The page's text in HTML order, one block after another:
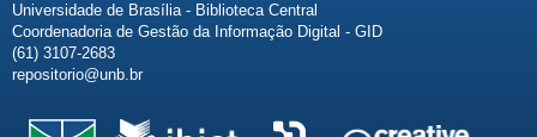
Universidade de Brasília - Biblioteca Central
Coordenadoria de Gestão da Informação Digital - GID
(61) 3107-2683
repositorio@unb.br